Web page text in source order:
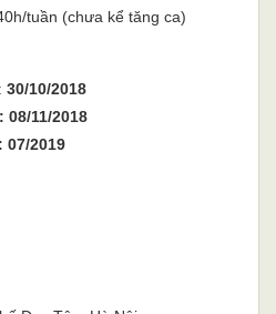
tuần (chưa kể tăng ca)
30/10/2018
2018
2019